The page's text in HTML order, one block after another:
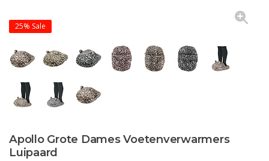
25% Sale
Apollo Grote Dames Voetenverwarmers
Luipaard